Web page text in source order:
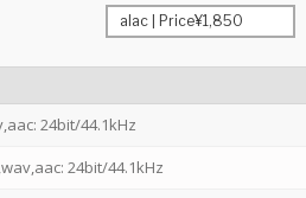
24bit/44.1kHz
24bit/44.1kHz